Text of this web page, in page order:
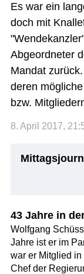
Es war ein
doch mit
Abgeordneter
Mandat
deren
bzw.
8. April 2017,
43 Jahre in
Wolfgang
Jahre ist er im
war er Mitglied
Chef der